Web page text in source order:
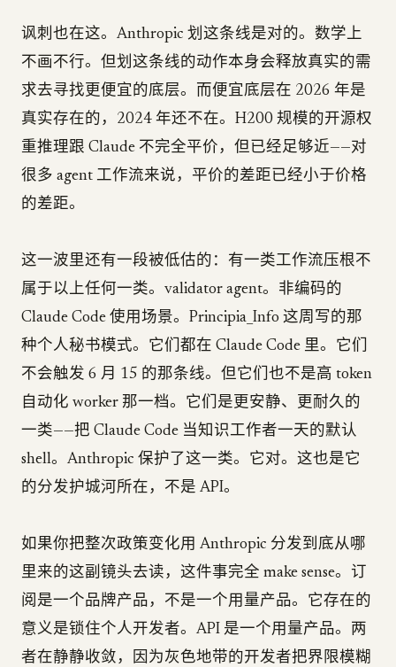
讽刺也在这。Anthropic 划这条线是对的。数学上
不画不行。但划这条线的动作本身会释放真实的需
求去寻找更便宜的底层。而便宜底层在 2026 年是
真实存在的，2024 年还不在。H200 规模的开源权
重推理跟 Claude 不完全平价，但已经足够近——对
很多 agent 工作流来说，平价的差距已经小于价格
的差距。
这一波里还有一段被低估的：有一类工作流压根不
属于以上任何一类。validator agent。非编码的
Claude Code 使用场景。Principia_Info 这周写的那
种个人秘书模式。它们都在 Claude Code 里。它们
不会触发 6 月 15 的那条线。但它们也不是高 token
自动化 worker 那一档。它们是更安静、更耐久的
一类——把 Claude Code 当知识工作者一天的默认
shell。Anthropic 保护了这一类。它对。这也是它
的分发护城河所在，不是 API。
如果你把整次政策变化用 Anthropic 分发到底从哪
里来的这副镜头去读，这件事完全 make sense。订
阅是一个品牌产品，不是一个用量产品。它存在的
意义是锁住个人开发者。API 是一个用量产品。两
者在静静收敛，因为灰色地带的开发者把界限模糊